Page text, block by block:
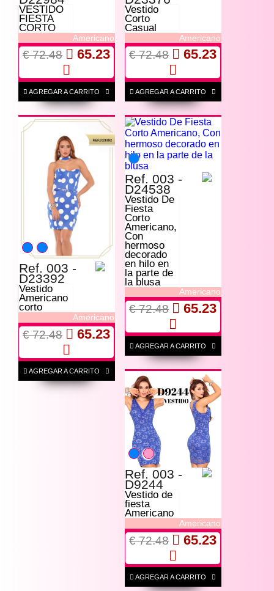
VESTIDO
FIESTA
CORTO
Americano
€ 72.48 65.23
AGREGAR A CARRITO
Vestido
Corto
Casual
Americano
€ 72.48 65.23
AGREGAR A CARRITO
Ref. 003 -
D23392
Vestido
Americano
corto
Americano
€ 72.48 65.23
AGREGAR A CARRITO
Ref. 003 -
D24538
Vestido De
Fiesta
Corto
Americano,
Con
hermoso
decorado
en hilo en
la parte de
la blusa
Americano
€ 72.48 65.23
AGREGAR A CARRITO
Ref. 003 -
D9244
Vestido de
fiesta
Americano
Americano
€ 72.48 65.23
AGREGAR A CARRITO